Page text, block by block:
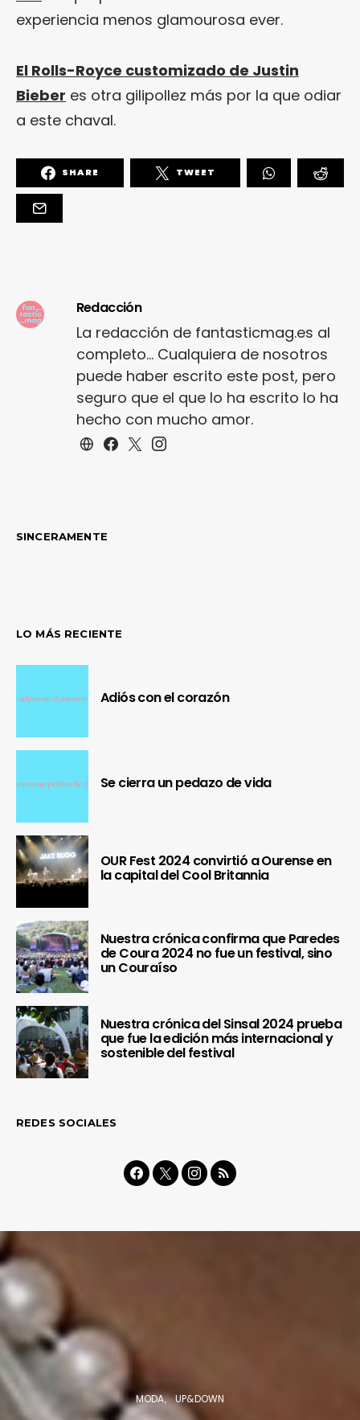
experiencia menos glamourosa ever.
El Rolls-Royce customizado de Justin
Bieber es otra gilipollez más por la que odiar
a este chaval.
SHARE TWEET
Redacción
La redacción de fantasticmag.es al
completo... Cualquiera de nosotros
puede haber escrito este post, pero
seguro que el que lo ha escrito lo ha
hecho con mucho amor.
SINCERAMENTE
LO MÁS RECIENTE
Adiós con el corazón
Se cierra un pedazo de vida
OUR Fest 2024 convirtió a Ourense en
la capital del Cool Britannia
Nuestra crónica confirma que Paredes
de Coura 2024 no fue un festival, sino
un Couraíso
Nuestra crónica del Sinsal 2024 prueba
que fue la edición más internacional y
sostenible del festival
REDES SOCIALES
MODA UP&DOWN